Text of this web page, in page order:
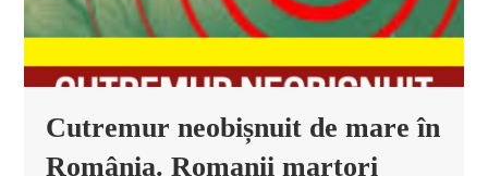
Cutremur neobișnuit de mare în
România. Romanii martori